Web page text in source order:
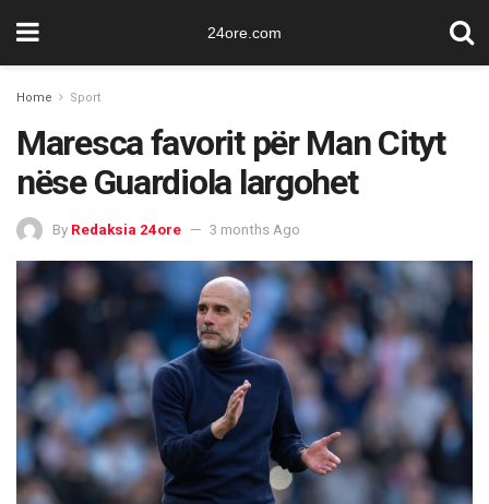
24ore.com
Home Sport
Maresca favorit për Man Cityt
nëse Guardiola largohet
By Redaksia 24ore 3 months Ago